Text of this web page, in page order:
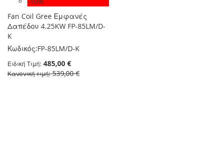
Fan Coil Gree Εμφανές
Δαπέδου 4.25KW FP-85LM/D-
K
Κωδικός:FP-85LM/D-K
Ειδική Τιμή 485,00 €
Κανονική τιμή 539,00 €